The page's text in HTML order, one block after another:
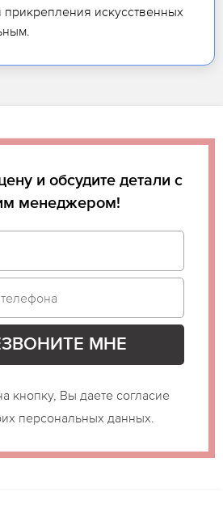
прикрепления искусственных
и обсудите детали с
менеджером!
кнопку, Вы даете согласие
персональных данных.